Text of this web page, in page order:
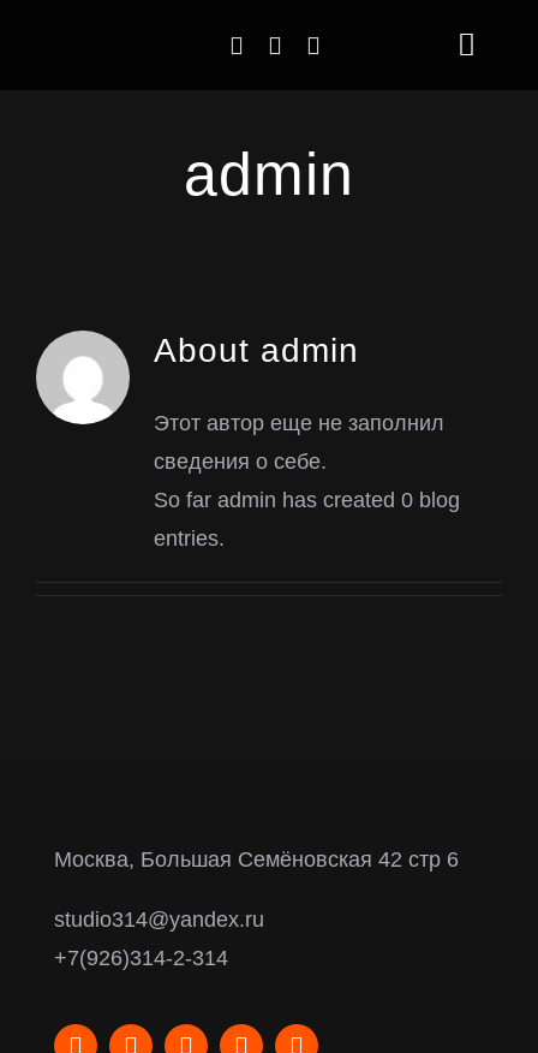
admin
About admin
Этот автор еще не заполнил
сведения о себе.
So far admin has created 0 blog
entries.
Москва, Большая Семёновская 42 стр 6
studio314@yandex.ru
+7(926)314-2-314